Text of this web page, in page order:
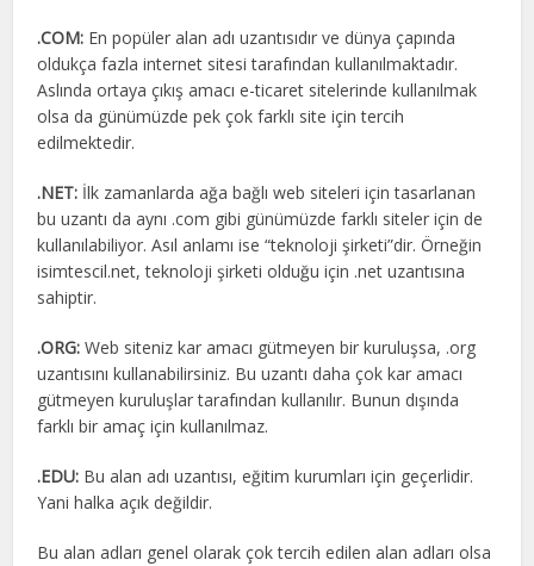
.COM: En popüler alan adı uzantısıdır ve dünya çapında
oldukça fazla internet sitesi tarafından kullanılmaktadır.
Aslında ortaya çıkış amacı e-ticaret sitelerinde kullanılmak
olsa da günümüzde pek çok farklı site için tercih
edilmektedir.
.NET: İlk zamanlarda ağa bağlı web siteleri için tasarlanan
bu uzantı da aynı .com gibi günümüzde farklı siteler için de
kullanılabiliyor. Asıl anlamı ise “teknoloji şirketi”dir. Örneğin
isimtescil.net, teknoloji şirketi olduğu için .net uzantısına
sahiptir.
.ORG: Web siteniz kar amacı gütmeyen bir kuruluşsa, .org
uzantısını kullanabilirsiniz. Bu uzantı daha çok kar amacı
gütmeyen kuruluşlar tarafından kullanılır. Bunun dışında
farklı bir amaç için kullanılmaz.
.EDU: Bu alan adı uzantısı, eğitim kurumları için geçerlidir.
Yani halka açık değildir.
Bu alan adları genel olarak çok tercih edilen alan adları olsa